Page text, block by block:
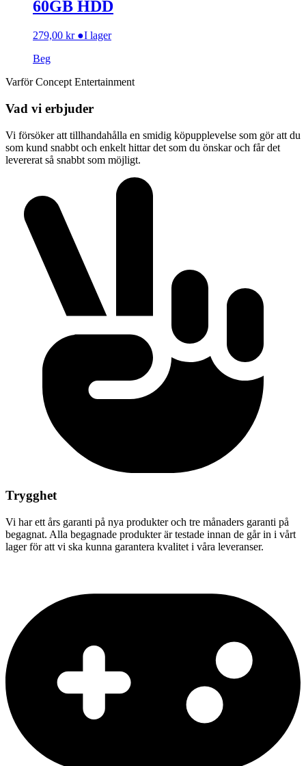
60GB HDD
279,00 kr ●I lager
Beg
Varför Concept Entertainment
Vad vi erbjuder
Vi försöker att tillhandahålla en smidig köpupplevelse som gör att du
som kund snabbt och enkelt hittar det som du önskar och får det
levererat så snabbt som möjligt.
Trygghet
Vi har ett års garanti på nya produkter och tre månaders garanti på
begagnat. Alla begagnade produkter är testade innan de går in i vårt
lager för att vi ska kunna garantera kvalitet i våra leveranser.